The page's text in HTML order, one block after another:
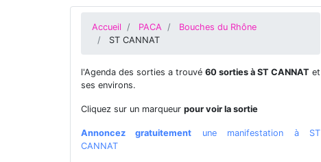
Accueil PACA
Bouches du Rhône
ST CANNAT
l'Agenda des sorties a trouvé 60 sorties à ST CANNAT et
ses environs.
Cliquez sur un marqueur pour voir la sortie
Annoncez gratuitement une manifestation à ST
CANNAT